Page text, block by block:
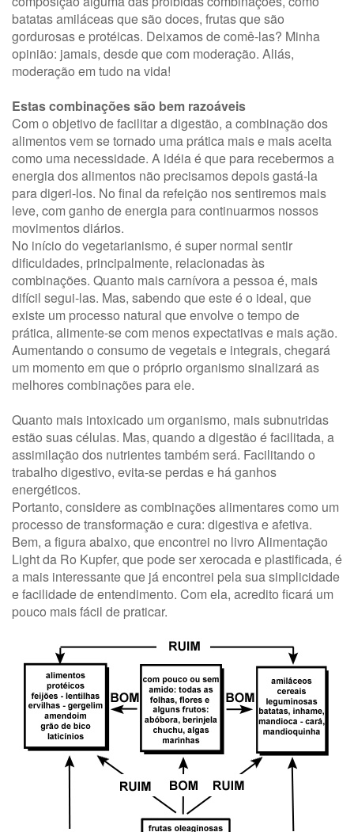
batatas amiláceas que são doces, frutas que são
gordurosas e protéicas. Deixamos de comê-las? Minha
opinião: jamais, desde que com moderação. Aliás,
moderação em tudo na vida!
Estas combinações são bem razoáveis
Com o objetivo de facilitar a digestão, a combinação dos
alimentos vem se tornado uma prática mais e mais aceita
como uma necessidade. A idéia é que para recebermos a
energia dos alimentos não precisamos depois gastá-la
para digeri-los. No final da refeição nos sentiremos mais
leve, com ganho de energia para continuarmos nossos
movimentos diários.
No início do vegetarianismo, é super normal sentir
dificuldades, principalmente, relacionadas às
combinações. Quanto mais carnívora a pessoa é, mais
difícil segui-las. Mas, sabendo que este é o ideal, que
existe um processo natural que envolve o tempo de
prática, alimente-se com menos expectativas e mais ação.
Aumentando o consumo de vegetais e integrais, chegará
um momento em que o próprio organismo sinalizará as
melhores combinações para ele.
Quanto mais intoxicado um organismo, mais subnutridas
estão suas células. Mas, quando a digestão é facilitada, a
assimilação dos nutrientes também será. Facilitando o
trabalho digestivo, evita-se perdas e há ganhos
energéticos.
Portanto, considere as combinações alimentares como um
processo de transformação e cura: digestiva e afetiva.
Bem, a figura abaixo, que encontrei no livro Alimentação
Light da Ro Kupfer, que pode ser xerocada e plastificada, é
a mais interessante que já encontrei pela sua simplicidade
e facilidade de entendimento. Com ela, acredito ficará um
pouco mais fácil de praticar.